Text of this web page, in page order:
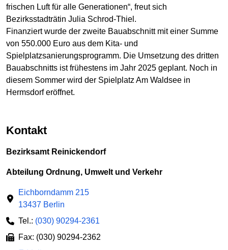
frischen Luft für alle Generationen“, freut sich
Bezirksstadträtin Julia Schrod-Thiel.
Finanziert wurde der zweite Bauabschnitt mit einer Summe
von 550.000 Euro aus dem Kita- und
Spielplatzsanierungsprogramm. Die Umsetzung des dritten
Bauabschnitts ist frühestens im Jahr 2025 geplant. Noch in
diesem Sommer wird der Spielplatz Am Waldsee in
Hermsdorf eröffnet.
Kontakt
Bezirksamt Reinickendorf
Abteilung Ordnung, Umwelt und Verkehr
Eichborndamm 215
13437 Berlin
Tel.: (030) 90294-2361
Fax: (030) 90294-2362